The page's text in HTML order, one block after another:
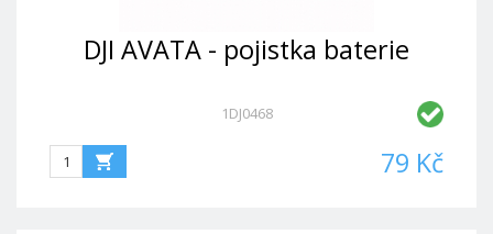
DJI AVATA - pojistka baterie
1DJ0468
79 Kč